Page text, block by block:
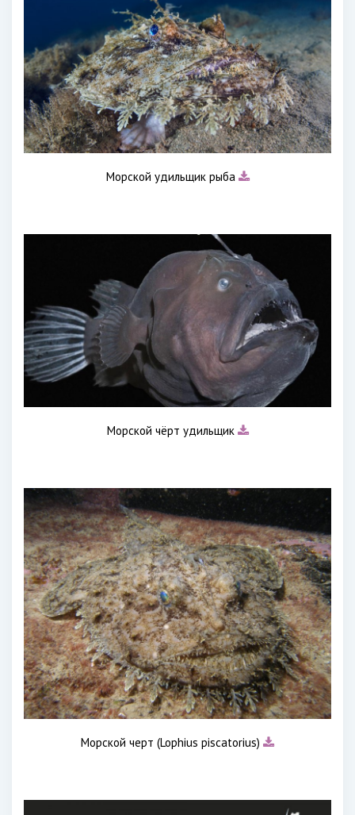
Морской удильщик рыба
Морской чёрт удильщик
Морской черт (Lophius piscatorius)